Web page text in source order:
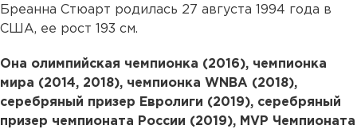
Бреанна Стюарт родилась 27 августа 1994 года в
США, ее рост 193 см.
Она олимпийская чемпионка (2016), чемпионка
мира (2014, 2018), чемпионка WNBA (2018),
серебряный призер Евролиги (2019), серебряный
призер чемпионата России (2019), MVP Чемпионата